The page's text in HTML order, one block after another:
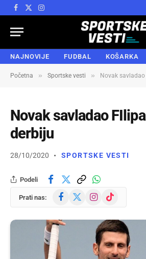
Facebook
X
Instagram
NAJNOVIJE FUDBAL KOŠARKA
Početna » Sportske vesti » Novak
Novak savladao
derbiju
28/10/2020 SPORTSKE VESTI
Podeli
Prati nas: Facebook Instagram
TikTok